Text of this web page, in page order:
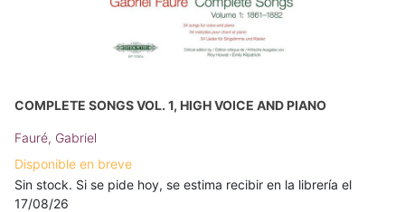
COMPLETE SONGS VOL. 1, HIGH VOICE AND PIANO
Fauré, Gabriel
Disponible en breve
Sin stock. Si se pide hoy, se estima recibir en la librería el
17/08/26